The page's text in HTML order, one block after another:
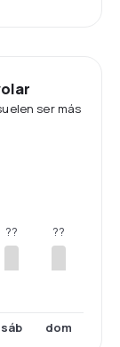
ser más
??
sáb
??
dom